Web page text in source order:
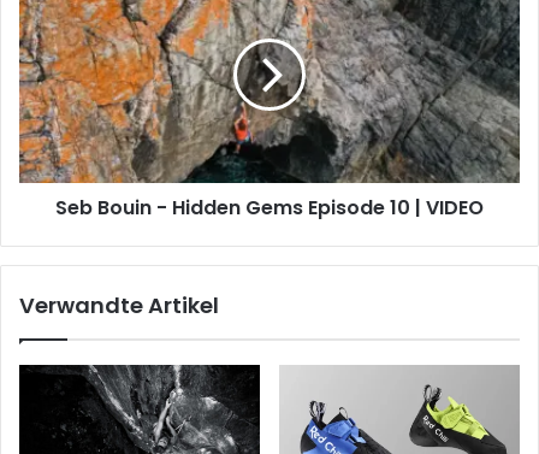
-
Hidden
Gems
Episode
10
|
VIDEO
Seb Bouin - Hidden Gems Episode 10 | VIDEO
Verwandte Artikel